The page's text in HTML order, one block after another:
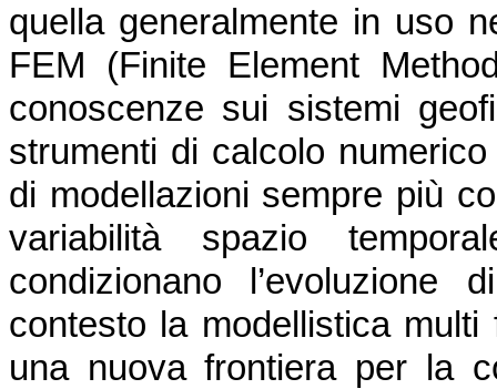
quella generalmente in uso
FEM (Finite Element
conoscenze sui sistemi
strumenti di calcolo
di modellazioni sempre più
variabilità spazio
condizionano
contesto la modellistica
una nuova frontiera per la